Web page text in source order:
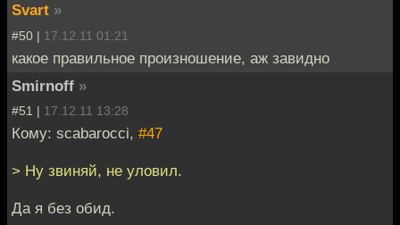
Svart »
#50 | 17.12.11 01:21
какое правильное произношение, аж завидно
Smirnoff »
#51 | 17.12.11 13:28
Кому: scabarocci, #47
> Ну звиняй, не уловил.
Да я без обид.